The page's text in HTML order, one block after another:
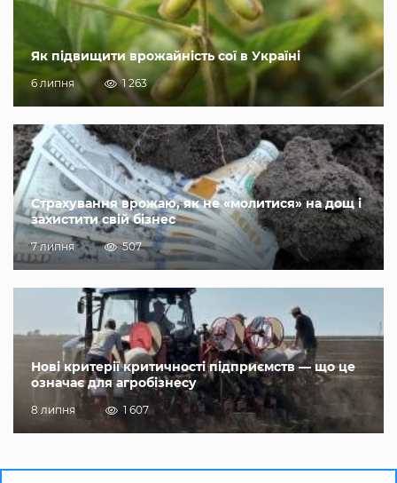
Як підвищити врожайність сої в Україні
6 липня 1 263
Страхування врожаю, як не «молитися» на дощ і
захистити свій бізнес
7 липня 507
Нові критерії критичності підприємств — що це
означає для агробізнесу
8 липня 1 607